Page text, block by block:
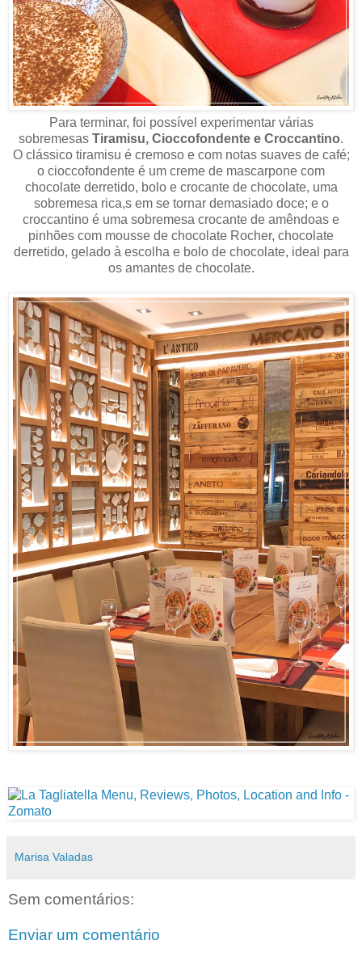
Para terminar, foi possível experimentar várias
sobremesas Tiramisu, Cioccofondente e Croccantino.
O clássico tiramisu é cremoso e com notas suaves de café;
o cioccofondente é um creme de mascarpone com
chocolate derretido, bolo e crocante de chocolate, uma
sobremesa rica,s em se tornar demasiado doce; e o
croccantino é uma sobremesa crocante de amêndoas e
pinhões com mousse de chocolate Rocher, chocolate
derretido, gelado à escolha e bolo de chocolate, ideal para
os amantes de chocolate.
Marisa Valadas
Sem comentários:
Enviar um comentário